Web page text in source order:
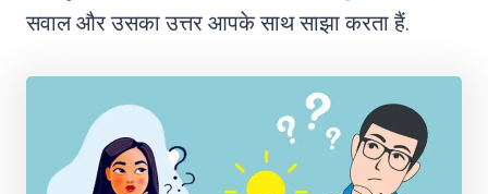
सवाल और उसका उत्तर आपके साथ साझा करता हैं.